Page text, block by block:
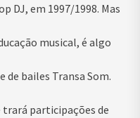
DJ, em 1997/1998. Mas
musical, é algo
de bailes Transa Som.
trará participações de